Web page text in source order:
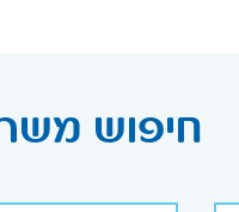
חיפוש